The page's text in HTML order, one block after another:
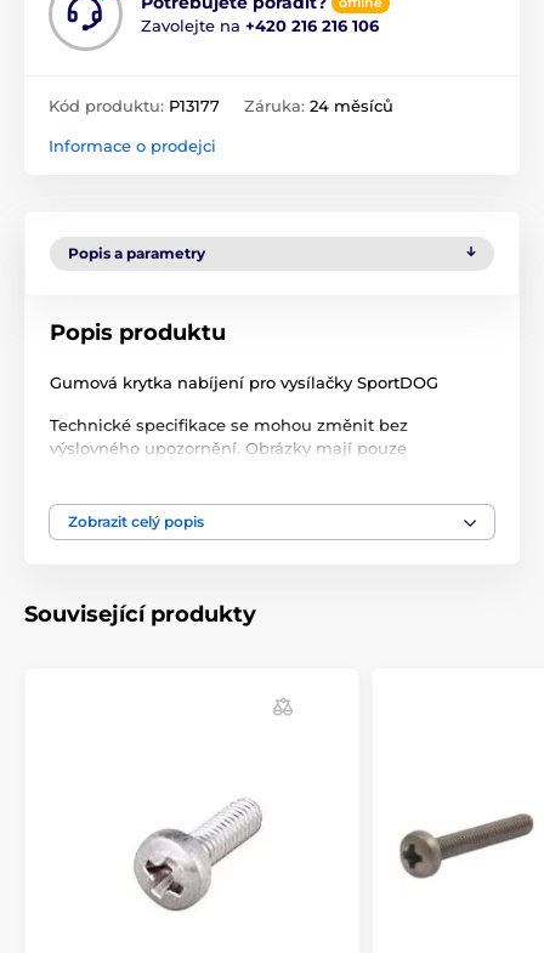
Zavolejte na +420 216 216 106
Kód produktu: P13177 Záruka: 24 měsíců
Informace o prodejci
Popis a parametry
Popis produktu
Gumová krytka nabíjení pro vysílačky SportDOG
Technické specifikace se mohou změnit bez
výslovného upozornění. Obrázky mají pouze
Příslušenství výcvikové obojky
Zobrazit celý popis
Související produkty